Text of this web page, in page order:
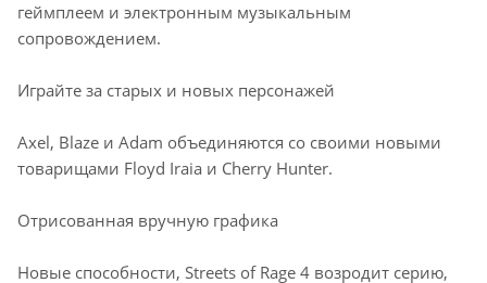
геймплеем и электронным музыкальным
сопровождением.
Играйте за старых и новых персонажей
Axel, Blaze и Adam объединяются со своими новыми
товарищами Floyd Iraia и Cherry Hunter.
Отрисованная вручную графика
Новые способности, Streets of Rage 4 возродит серию,